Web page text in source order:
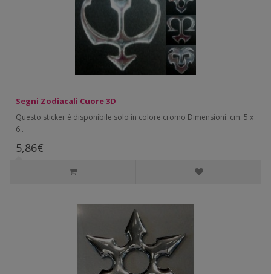
Segni Zodiacali Cuore 3D
Questo sticker è disponibile solo in colore cromo Dimensioni: cm. 5 x
6..
5,86€